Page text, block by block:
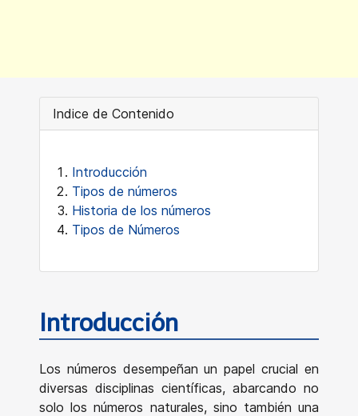
Indice de Contenido
Introducción
Tipos de números
Historia de los números
Tipos de Números
Introducción
Los números desempeñan un papel crucial en
diversas disciplinas científicas, abarcando no
solo los números naturales, sino también una